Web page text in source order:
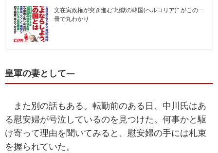
文在寅政権が突き進む“地獄の韓国(ヘルコリア)" がこの一
冊で丸わかり
皇軍の妻として―
また別の話もある。転勤前のある日、中川氏はあ
る慰安婦が号泣しているのを見つけた。何事かと駆
け寄って理由を聞いてみると、慰安婦の手には札束
を握られていた。